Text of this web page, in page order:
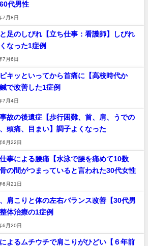
代男性
7月8日
足のしびれ【立ち仕事：看護師】しびれ
なった1症例
7月6日
キッといってから首痛に【高校時代か
で改善した1症例
7月4日
故の後遺症【歩行困難、首、肩、うでの
頭痛、目まい】調子よくなった
6月22日
事による腰痛【水泳で腰を痛めて10数
の間がつまっていると言われた30代女性
6月21日
肩こりと体の左右バランス改善【30代男
体治療の1症例
6月20日
よるムチウチで肩こりがひどい【６年前